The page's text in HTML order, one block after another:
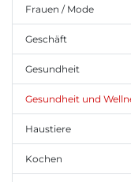
Frauen / Mode
Geschäft
Gesundheit
Gesundheit und
Haustiere
Kochen